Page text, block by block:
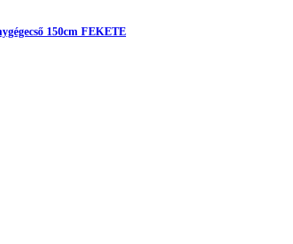
150cm FEKETE